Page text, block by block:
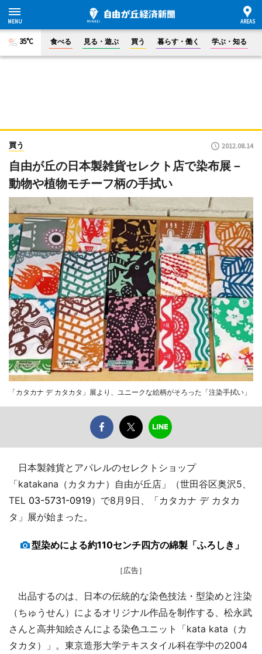
35°C 食べる 見る・遊ぶ 買う 暮らす・働く 学ぶ・知る
買う 2012.08.14
自由が丘の日本製雑貨セレクト店で染布展－
動物や植物モチーフ柄の手拭い
「カタカナ デ カタカタ」展より、ユニークな絵柄がそろった「注染手拭い」
日本製雑貨とアパレルのセレクトショップ
「katakana（カタカナ）自由が丘店」（世田谷区奥沢5、
TEL 03-5731-0919）で8月9日、「カタカナ デ カタカ
タ」展が始まった。
型染めによる約110センチ四方の綿製「ふろしき」
［広告］
出品するのは、日本の伝統的な染色技法・型染めと注染
（ちゅうせん）によるオリジナル作品を制作する、松永武
さんと高井知絵さんによる染色ユニット「kata kata（カ
タカタ）」。東京造形大学テキスタイル科在学中の2004